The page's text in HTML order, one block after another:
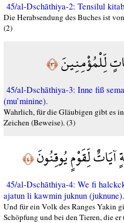
45/al-Dschāthiya-2: Tensilul
Die Herabsendung des Buches ist
(2)
لِّلْمُؤْمِنِينَ﴿٣﴾
45/al-Dschāthiya-3: Inne fiß
(mu’minine).
Wahrlich, für die Gläubigen gibt es
Zeichen (Beweise). (3)
لِّقَوْمٍ يُوقِنُونَ﴿٤﴾
45/al-Dschāthiya-4: We fi
ajatun li kawmin juknun (juknune).
Und für ein Volk des Ranges Yakin
Schöpfung und bei den Tieren, die